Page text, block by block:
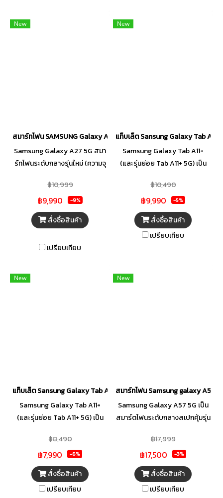
New
สมาร์ทโฟน SAMSUNG Galaxy A27 5G (8+128GB) คละสี ดำ เทา ม่วง
Samsung Galaxy A27 5G สมา
ร์ทโฟนระดับกลางรุ่นใหม่ (ความจุ
เซ็ต Snapdragon 6 Gen 3 หน้า
จอ Super AMOLED ขนาด 6.7 นิ้ว
(120Hz) และการันตีอัปเดต OS
นานถึง 6 ปี
฿10,999
฿9,990 -9%
สั่งซื้อสินค้า
เปรียบเทียบ
New
แท็บเล็ต Sansung Galaxy Tab A11+
Samsung Galaxy Tab A11+
(และรุ่นย่อย Tab A11+ 5G) เป็น
ด้วยความคุ้มค่า มาพร้อมจอ
รีเฟรชเรท 90Hz และลำโพงสี่ตัว
ระบบ Dolby Atmos เหมาะ
สำหรับการเรียน การทำงานทั่วไป
และความบันเทิง
฿10,490
฿9,990 -5%
สั่งซื้อสินค้า
เปรียบเทียบ
New
แท็บเล็ต Sansung Galaxy Tab A11+ (Wi-Fi, 11.0") (6+128GB)
Samsung Galaxy Tab A11+
(และรุ่นย่อย Tab A11+ 5G) เป็น
ด้วยความคุ้มค่า มาพร้อมจอ
รีเฟรชเรท 90Hz และลำโพงสี่ตัว
ระบบ Dolby Atmos เหมาะ
สำหรับการเรียน การทำงานทั่วไป
และความบันเทิง
฿8,490
฿7,990 -6%
สั่งซื้อสินค้า
เปรียบเทียบ
New
สมาร์ทโฟน Samsung galaxy A57
Samsung Galaxy A57 5G เป็น
สมาร์ตโฟนระดับกลางสเปกคุ้มรุ่น
Exynos 1680, หน้าจอ Super
AMOLED+ 120Hz ขนาด 6.7 นิ้ว,
กล้องหลัก 50MP กันสั่น OIS, และ
แบตเตอรี่ 5,000 mAh พร้อม
ระบบชาร์จไว 45W
฿17,999
฿17,500 -3%
สั่งซื้อสินค้า
เปรียบเทียบ